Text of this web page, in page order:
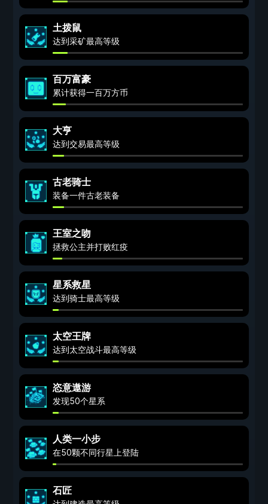
土拨鼠
达到采矿最高等级
百万富豪
累计获得一百万方币
大亨
达到交易最高等级
古老骑士
装备一件古老装备
王室之吻
拯救公主并打败红疫
星系救星
达到骑士最高等级
太空王牌
达到太空战斗最高等级
恣意遨游
发现50个星系
人类一小步
在50颗不同行星上登陆
石匠